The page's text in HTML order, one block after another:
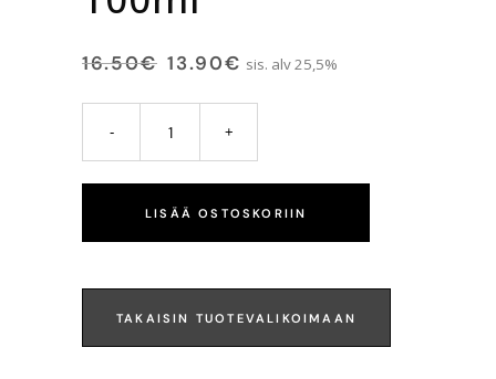
16.50€ 13.90€ sis. alv 25,5%
LISÄÄ OSTOSKORIIN
TAKAISIN TUOTEVALIKOIMAAN